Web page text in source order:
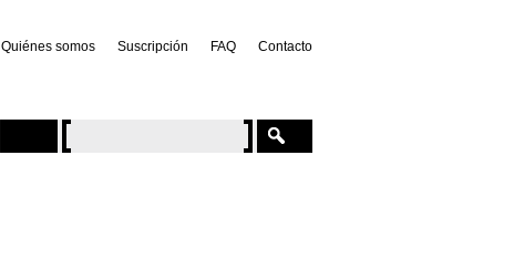
Quiénes somos Suscripción FAQ Contacto